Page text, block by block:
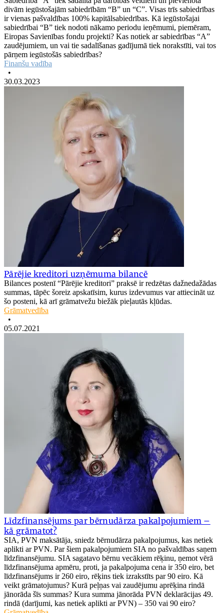
divām iegūstošajām sabiedrībām “B” un “C”. Visas trīs sabiedrības
ir vienas pašvaldības 100% kapitālsabiedrības. Kā iegūstošajai
sabiedrībai “B” tiek nodoti nākamo periodu ieņēmumi, piemēram,
Eiropas Savienības fondu projekti? Kas notiek ar sabiedrības “A”
zaudējumiem, un vai tie sadalīšanas gadījumā tiek norakstīti, vai tos
pārņem iegūstošās sabiedrības?
Finanšu vadība
•
30.03.2023
Pārējie kreditori uzņēmuma bilancē
Bilances postenī “Pārējie kreditori” praksē ir redzētas dažnedažādas
summas, tāpēc šoreiz apskatīsim, kurus izdevumus var attiecināt uz
šo posteni, kā arī grāmatvežu biežāk pieļautās kļūdas.
Grāmatvedība
•
05.07.2021
Līdzfinansējums par bērnudārza pakalpojumiem –
kā grāmatot?
SIA, PVN maksātāja, sniedz bērnudārza pakalpojumus, kas netiek
aplikti ar PVN. Par šiem pakalpojumiem SIA no pašvaldības saņem
līdzfinansējumu. SIA sagatavo bērnu vecākiem rēķinu, ņemot vērā
līdzfinansējuma apmēru, proti, ja pakalpojuma cena ir 350 eiro, bet
līdzfinansējums ir 260 eiro, rēķins tiek izrakstīts par 90 eiro. Kā
veikt grāmatojumus? Kurā peļņas vai zaudējumu aprēķina rindā
jānorāda šīs summas? Kura summa jānorāda PVN deklarācijas 49.
rindā (darījumi, kas netiek aplikti ar PVN) – 350 vai 90 eiro?